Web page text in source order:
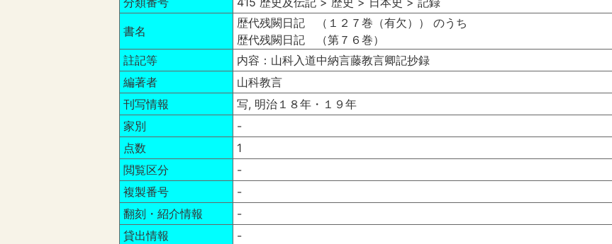
書名
歴代残闕日記 （１２７巻（有欠）） のうち
歴代残闕日記 （第７６巻）
註記等
内容：山科入道中納言藤教言卿記抄録
編著者
山科教言
刊写情報
写, 明治１８年・１９年
家別
-
点数
1
閲覧区分
-
複製番号
-
翻刻・紹介情報
-
貸出情報
-